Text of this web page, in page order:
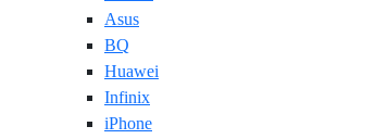
Asus
BQ
Huawei
Infinix
iPhone